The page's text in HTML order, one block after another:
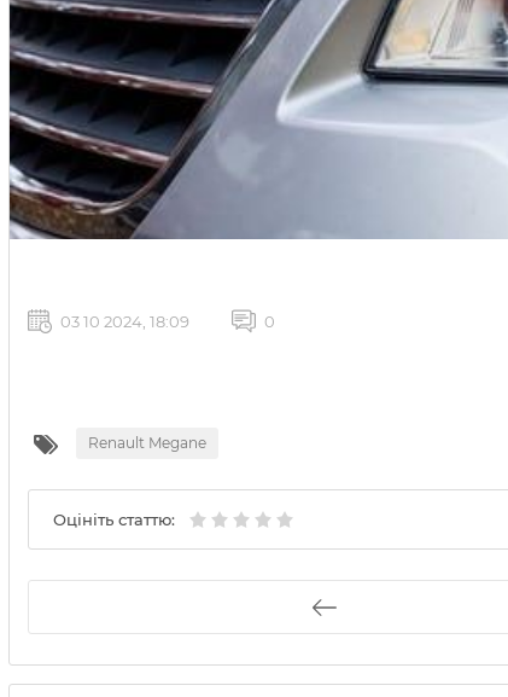
03 10 2024, 18:09 0
Renault Megane
Оцініть статтю: